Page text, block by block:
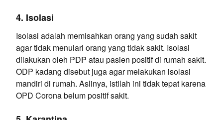
4. Isolasi
Isolasi adalah memisahkan orang yang sudah sakit
agar tidak menulari orang yang tidak sakit. Isolasi
dilakukan oleh PDP atau pasien positif di rumah sakit.
ODP kadang disebut juga agar melakukan isolasi
mandiri di rumah. Aslinya, istilah ini tidak tepat karena
OPD Corona belum positif sakit.